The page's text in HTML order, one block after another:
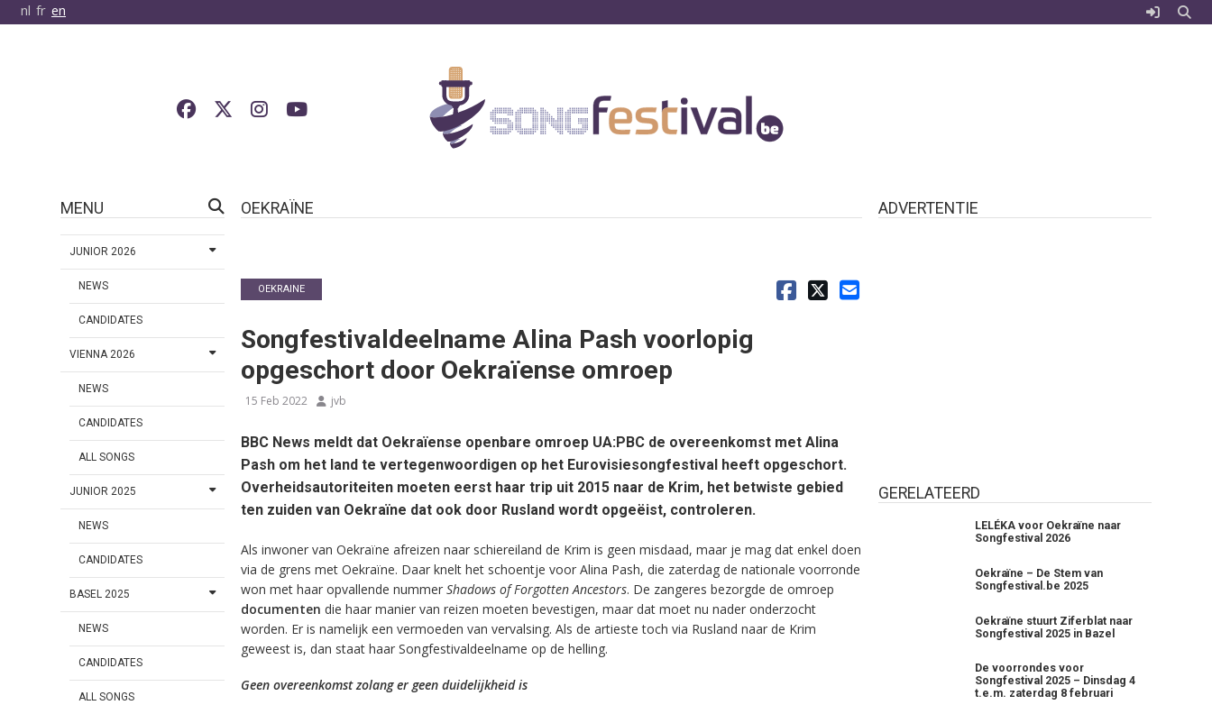
nl fr en
MENU
JUNIOR 2026
NEWS
CANDIDATES
VIENNA 2026
NEWS
CANDIDATES
ALL SONGS
JUNIOR 2025
NEWS
CANDIDATES
BASEL 2025
NEWS
CANDIDATES
ALL SONGS
OEKRAÏNE
OEKRAINE
Songfestivaldeelname Alina Pash voorlopig
opgeschort door Oekraïense omroep
15 Feb 2022 jvb
BBC News meldt dat Oekraïense openbare omroep UA:PBC de overeenkomst met Alina
Pash om het land te vertegenwoordigen op het Eurovisiesongfestival heeft opgeschort.
Overheidsautoriteiten moeten eerst haar trip uit 2015 naar de Krim, het betwiste gebied
ten zuiden van Oekraïne dat ook door Rusland wordt opgeëist, controleren.
Als inwoner van Oekraïne afreizen naar schiereiland de Krim is geen misdaad, maar je mag dat enkel doen
via de grens met Oekraïne. Daar knelt het schoentje voor Alina Pash, die zaterdag de nationale voorronde
won met haar opvallende nummer Shadows of Forgotten Ancestors. De zangeres bezorgde de omroep
documenten die haar manier van reizen moeten bevestigen, maar dat moet nu nader onderzocht
worden. Er is namelijk een vermoeden van vervalsing. Als de artieste toch via Rusland naar de Krim
geweest is, dan staat haar Songfestivaldeelname op de helling.
Geen overeenkomst zolang er geen duidelijkheid is
ADVERTENTIE
GERELATEERD
LELÉKA voor Oekraïne naar
Songfestival 2026
Oekraïne – De Stem van
Songfestival.be 2025
Oekraïne stuurt Ziferblat naar
Songfestival 2025 in Bazel
De voorrondes voor
Songfestival 2025 – Dinsdag 4
t.e.m. zaterdag 8 februari